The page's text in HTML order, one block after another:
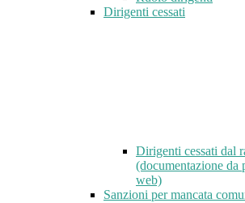
Dirigenti cessati
Dirigenti cessati dal
(documentazione da
web)
Sanzioni per mancata